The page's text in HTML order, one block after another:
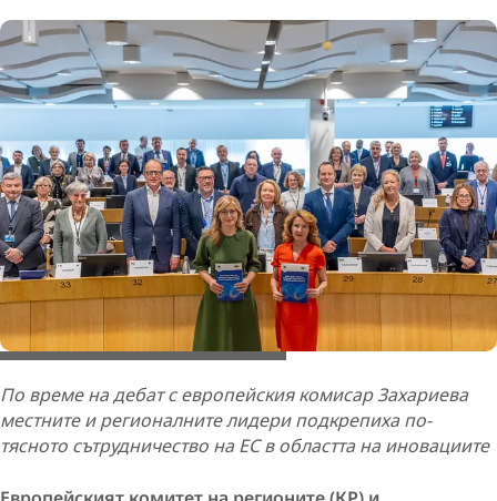
European Union / David Martín Díaz
По време на дебат с европейския комисар Захариева
местните и регионалните лидери подкрепиха по-
тясното сътрудничество на ЕС в областта на иновациите